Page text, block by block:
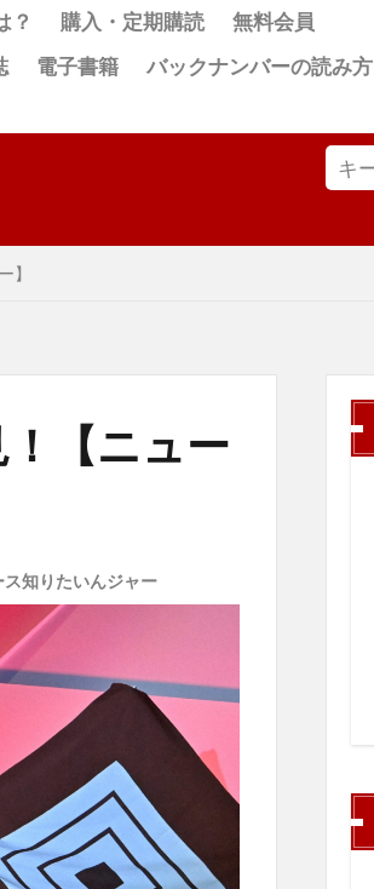
？ 購入・定期購読
無料会員
電子書籍
バックナンバーの読み方
】
【ニュー
ス知りたいんジャー
検索